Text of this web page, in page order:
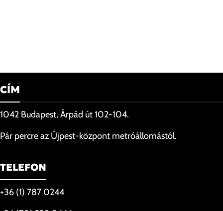
CÍM
1042 Budapest, Árpád út 102-104.
Pár percre az Újpest-központ metróállomástól.
TELEFON
+36 (1) 787 0244